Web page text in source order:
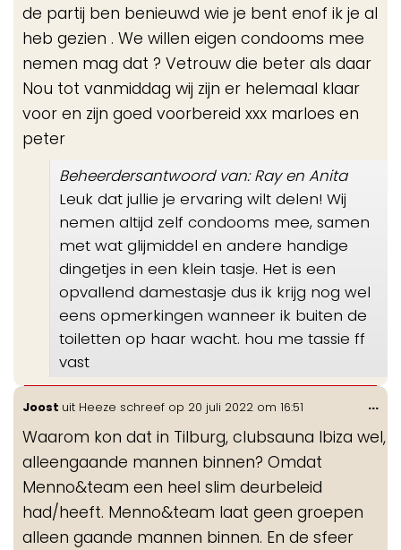
de partij ben benieuwd wie je bent enof ik je al
heb gezien . We willen eigen condooms mee
nemen mag dat ? Vetrouw die beter als daar
Nou tot vanmiddag wij zijn er helemaal klaar
voor en zijn goed voorbereid xxx marloes en
peter
Beheerdersantwoord van: Ray en Anita
Leuk dat jullie je ervaring wilt delen! Wij
nemen altijd zelf condooms mee, samen
met wat glijmiddel en andere handige
dingetjes in een klein tasje. Het is een
opvallend damestasje dus ik krijg nog wel
eens opmerkingen wanneer ik buiten de
toiletten op haar wacht. hou me tassie ff
vast
Joost uit Heeze schreef op 20 juli 2022 om 16:51
Waarom kon dat in Tilburg, clubsauna Ibiza wel,
alleengaande mannen binnen? Omdat
Menno&team een heel slim deurbeleid
had/heeft. Menno&team laat geen groepen
alleen gaande mannen binnen. En de sfeer
...